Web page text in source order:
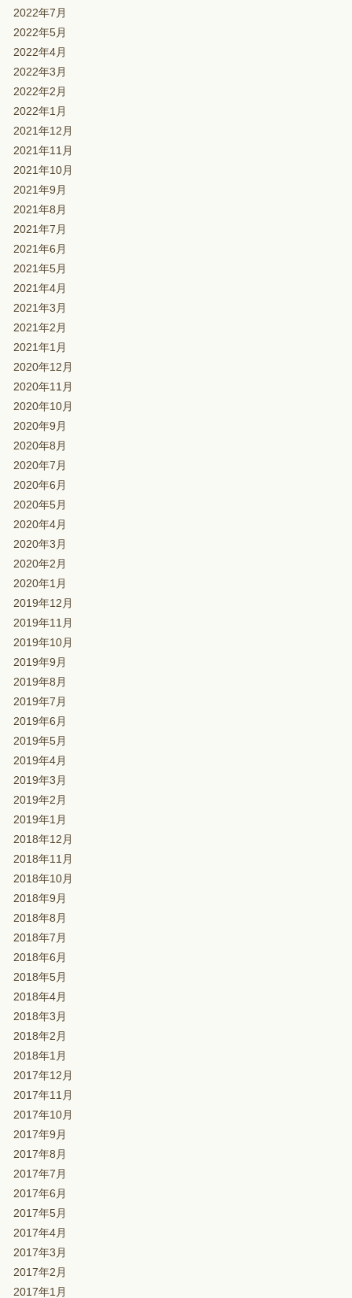
2022年7月
2022年5月
2022年4月
2022年3月
2022年2月
2022年1月
2021年12月
2021年11月
2021年10月
2021年9月
2021年8月
2021年7月
2021年6月
2021年5月
2021年4月
2021年3月
2021年2月
2021年1月
2020年12月
2020年11月
2020年10月
2020年9月
2020年8月
2020年7月
2020年6月
2020年5月
2020年4月
2020年3月
2020年2月
2020年1月
2019年12月
2019年11月
2019年10月
2019年9月
2019年8月
2019年7月
2019年6月
2019年5月
2019年4月
2019年3月
2019年2月
2019年1月
2018年12月
2018年11月
2018年10月
2018年9月
2018年8月
2018年7月
2018年6月
2018年5月
2018年4月
2018年3月
2018年2月
2018年1月
2017年12月
2017年11月
2017年10月
2017年9月
2017年8月
2017年7月
2017年6月
2017年5月
2017年4月
2017年3月
2017年2月
2017年1月